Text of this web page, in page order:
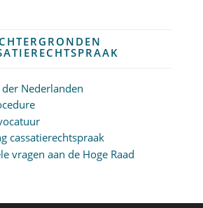
der Nederlanden
cassatierechtspraak
vragen aan de Hoge Raad